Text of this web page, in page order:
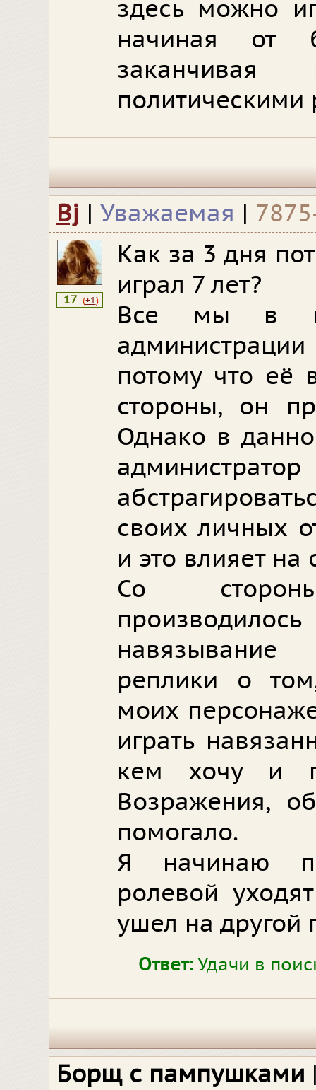
здесь можно
начиная от
заканчивая
политическими
Bj | Уважаемая |
17 (+1)
Как за 3 дня
играл 7 лет?
Все мы в
потому что её
стороны, он
Однако в
своих личных
и это влияет на
Со
навязывание
реплики о
моих
играть
кем хочу и
Возражения,
помогало.
Я начинаю
ролевой
ушел на другой
Ответ: Удачи в
Борщ с пампушками